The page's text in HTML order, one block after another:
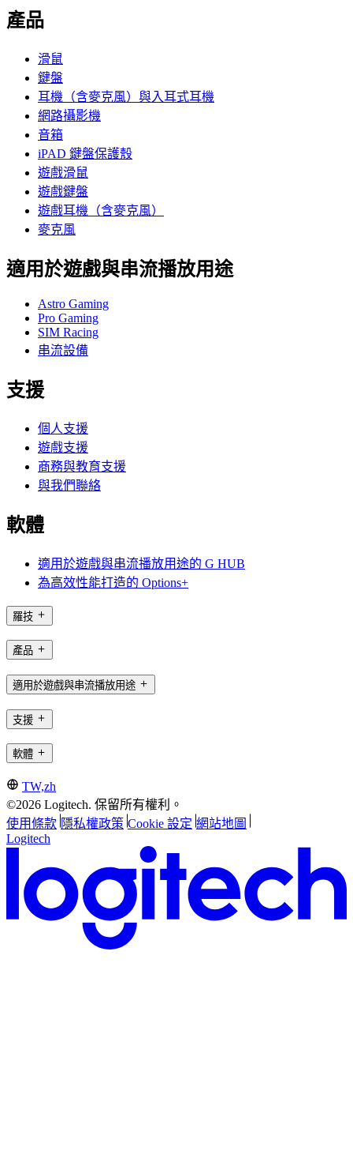
產品
滑鼠
鍵盤
耳機（含麥克風）與入耳式耳機
網路攝影機
音箱
iPAD 鍵盤保護殼
遊戲滑鼠
遊戲鍵盤
遊戲耳機（含麥克風）
麥克風
適用於遊戲與串流播放用途
Astro Gaming
Pro Gaming
SIM Racing
串流設備
支援
個人支援
遊戲支援
商務與教育支援
與我們聯絡
軟體
適用於遊戲與串流播放用途的 G HUB
為高效性能打造的 Options+
羅技
產品
適用於遊戲與串流播放用途
支援
軟體
TW,zh
©2026 Logitech. 保留所有權利。
使用條款 隱私權政策 Cookie 設定 網站地圖
Logitech